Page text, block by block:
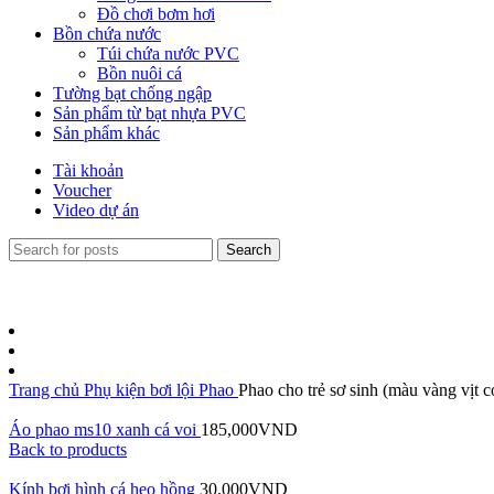
Đồ chơi bơm hơi
Bồn chứa nước
Túi chứa nước PVC
Bồn nuôi cá
Tường bạt chống ngập
Sản phẩm từ bạt nhựa PVC
Sản phẩm khác
Tài khoản
Voucher
Video dự án
Search
Trang chủ Phụ kiện bơi lội Phao Phao cho trẻ sơ sinh (màu vàng vịt
Áo phao ms10 xanh cá voi 185,000VND
Back to products
Kính bơi hình cá heo hồng 30,000VND